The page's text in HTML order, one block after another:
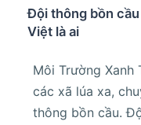
Đội thông bồn
Việt là ai
Môi Trường Xanh
các xã lúa xa,
thông bồn cầu.